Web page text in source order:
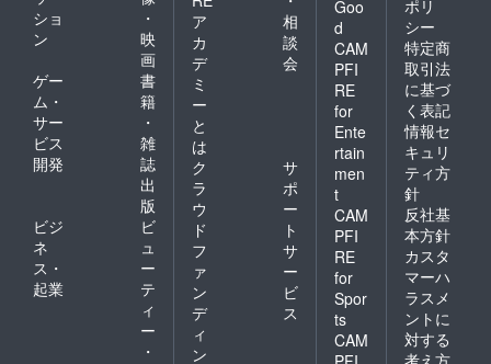
ショ
ン
・
映
画
ゲー
ム・
サー
ビス
開発
書
籍
・
雑
誌
出
版
ビジ
ネ
ス・
起業
ビ
ュ
ー
テ
ィ
ー
・
ア
カ
デ
ミ
ー
と
は
相
談
会
ク
ラ
ウ
ド
フ
ァ
ン
デ
ィ
ン
サ
ポ
ー
ト
サ
ー
ビ
ス
Goo
d
CAM
PFI
RE
for
Ente
rtain
men
t
CAM
PFI
RE
for
Spor
ts
CAM
ポリ
シー
特定商
取引法
に基づ
く表記
情報セ
キュリ
ティ方
針
反社基
本方針
カスタ
マーハ
ラスメ
ントに
対する
考え方